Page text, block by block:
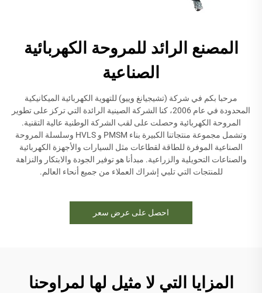
المصنع الرائد للمروحة الكهربائية
الصناعية
مرحبا بكم في شركة (تشيجيانغ وييو) للتهوية الكهربائية الميكانيكية
المحدودة في عام 2006، كنا الشركة الصينية الرائدة التي تركز على تطوير
المروحة الكهربائية وحصلت على لقب الشركة الوطنية عالية التقنية.
وتشمل مجموعة منتجاتنا الكبيرة بناء PMSM و HVLS وسلسلة المروحة
الصناعية الموفرة للطاقة لقطاعات مثل السيارات والأجهزة الكهربائية
والصناعات التحويلية والزراعية. مبدأنا هو توفير الجودة والابتكار والنزاهة
للمنتجات التي تلبي إشراك العملاء من جميع أنحاء العالم.
احصل على عرض سعر
المزايا التي لا مثيل لها لمراوحنا